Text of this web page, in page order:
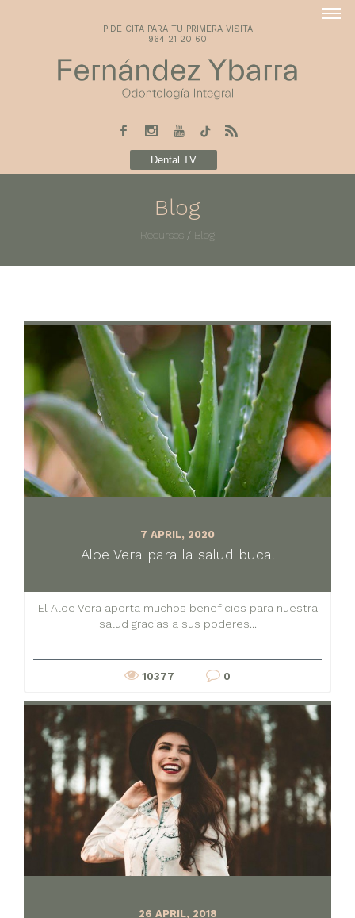
PIDE CITA PARA TU PRIMERA VISITA
964 21 20 60
Dental TV
Blog
Recursos / Blog
7 APRIL, 2020
Aloe Vera para la salud bucal
El Aloe Vera aporta muchos beneficios para nuestra
salud gracias a sus poderes...
10377 0
26 APRIL, 2018